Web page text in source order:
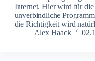
Internet. Hier wird für die
unverbindliche
die Richtigkeit wird
Alex Haack